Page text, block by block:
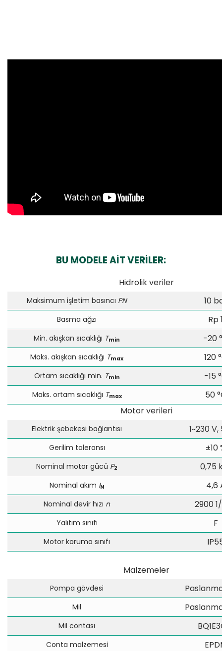
BU MODELE AİT VERİLER:
Hidrolik veriler
Maksimum işletim basıncı PN 10
Basma ağzı Rp
Min. akışkan sıcaklığı Tmin -20
Maks. akışkan sıcaklığı Tmax 120
Ortam sıcaklığı min. Tmin -15
Maks. ortam sıcaklığı Tmax
50
Motor verileri
Elektrik şebekesi bağlantısı 1~230
Gerilim toleransı ±10
Nominal motor gücü P2 0,75
Nominal akım IN 4,6
Nominal devir hızı n 2900
Yalıtım sınıfı F
Motor koruma sınıfı
Malzemeler
Pompa gövdesi
Mil
Mil contası
Conta malzemesi